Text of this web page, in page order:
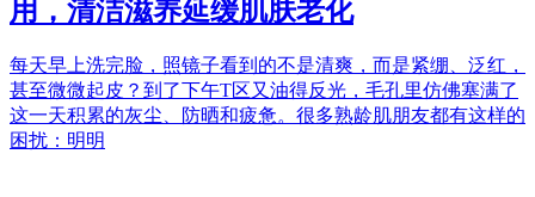
用，清洁滋养延缓肌肤老化
每天早上洗完脸，照镜子看到的不是清爽，而是紧绷、泛红，
甚至微微起皮？到了下午T区又油得反光，毛孔里仿佛塞满了
这一天积累的灰尘、防晒和疲惫。很多熟龄肌朋友都有这样的
困扰：明明